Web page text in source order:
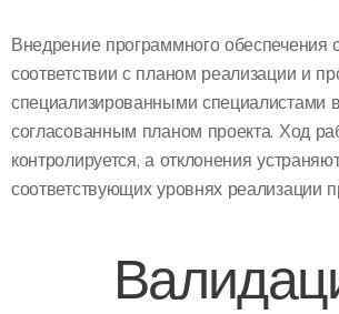
Внедрение программного обеспечения
соответствии с планом реализации и
специализированными специалистами
согласованным планом проекта. Ход
контролируется, а отклонения
соответствующих уровнях реализации